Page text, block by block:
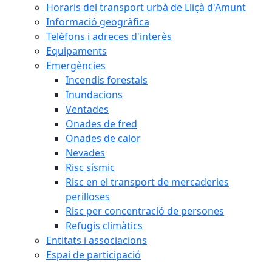
Horaris del transport urbà de Lliçà d'Amunt
Informació geogràfica
Telèfons i adreces d'interès
Equipaments
Emergències
Incendis forestals
Inundacions
Ventades
Onades de fred
Onades de calor
Nevades
Risc sísmic
Risc en el transport de mercaderies
perilloses
Risc per concentracíó de persones
Refugis climàtics
Entitats i associacions
Espai de participació